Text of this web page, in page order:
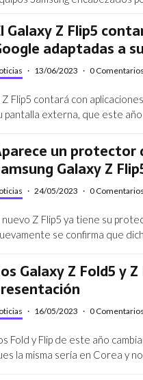
Galaxy Z Flip5
adaptadas a
· 13/06/2023 · 0 Comentarios
Z Flip5 contará con
pantalla externa, que este año
un protector
Galaxy Z
· 24/05/2023 · 0 Comentarios
nuevo Z Flip5 ya tiene su
se confirma que
Galaxy Z Fold5 y
· 16/05/2023 · 0 Comentarios
Fold y Flip de este año
la misma sería en Corea y